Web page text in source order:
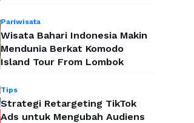
Pariwisata
Wisata Bahari Indonesia Makin
Mendunia Berkat Komodo
Island Tour From Lombok
Tips
Strategi Retargeting TikTok
Ads untuk Mengubah Audiens